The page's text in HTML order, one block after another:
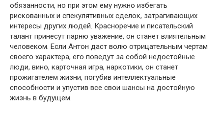
обязанности, но при этом ему нужно избегать
рискованных и спекулятивных сделок, затрагивающих
интересы других людей. Красноречие и писательский
талант принесут парню уважение, он станет влиятельным
человеком. Если Антон даст волю отрицательным чертам
своего характера, его поведут за собой недостойные
люди, вино, карточная игра, наркотики, он станет
прожигателем жизни, погубив интеллектуальные
способности и упустив все свои шансы на достойную
жизнь в будущем.